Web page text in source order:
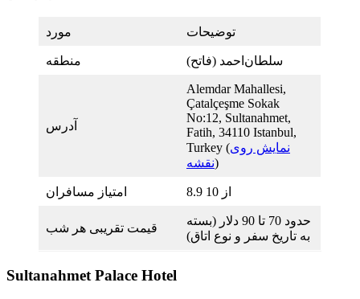
مورد توضیحات
منطقه سلطان‌احمد (فاتح)
آدرس
Alemdar Mahallesi,
Çatalçeşme Sokak
No:12, Sultanahmet,
Fatih, 34110 Istanbul,
Turkey (نمایش روی
نقشه)
امتیاز مسافران 8.9 از 10
قیمت تقریبی هر شب
حدود 70 تا 90 دلار (بسته
به تاریخ سفر و نوع اتاق)
Sultanahmet Palace Hotel